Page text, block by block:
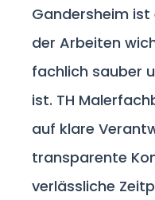
Gandersheim ist
der Arbeiten
fachlich sauber
ist. TH
auf klare
transparente
verlässliche